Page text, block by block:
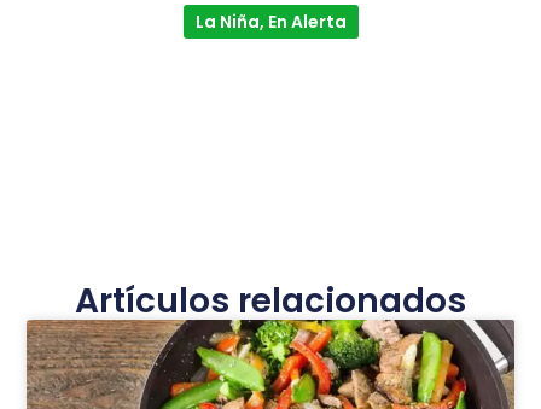
La Niña, En Alerta
Artículos relacionados